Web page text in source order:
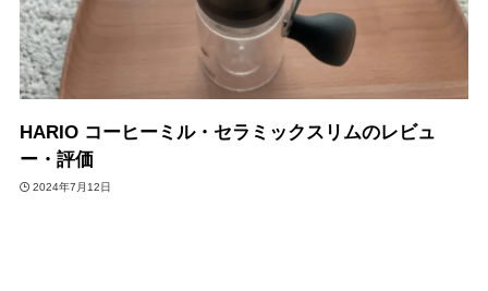
HARIO コーヒーミル・セラミックスリムのレビュ
ー・評価
2024年7月12日